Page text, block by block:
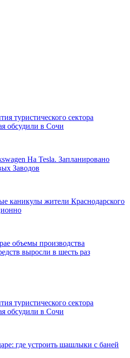
туристического сектора
обсудили в Сочи
На Tesla. Запланировано
Заводов
каникулы жители Краснодарского
объемы производства
выросли в шесть раз
туристического сектора
обсудили в Сочи
где устроить шашлыки с баней